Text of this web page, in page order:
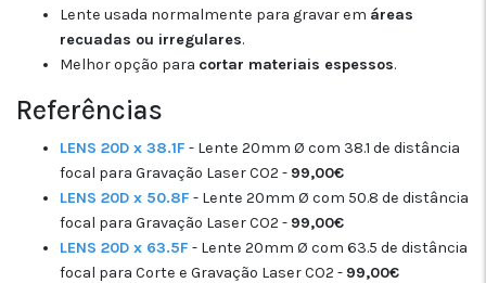
Lente usada normalmente para gravar em áreas
recuadas ou irregulares.
Melhor opção para cortar materiais espessos.
Referências
LENS 20D x 38.1F - Lente 20mm Ø com 38.1 de distância
focal para Gravação Laser CO2 - 99,00€
LENS 20D x 50.8F - Lente 20mm Ø com 50.8 de distância
focal para Gravação Laser CO2 - 99,00€
LENS 20D x 63.5F - Lente 20mm Ø com 63.5 de distância
focal para Corte e Gravação Laser CO2 - 99,00€